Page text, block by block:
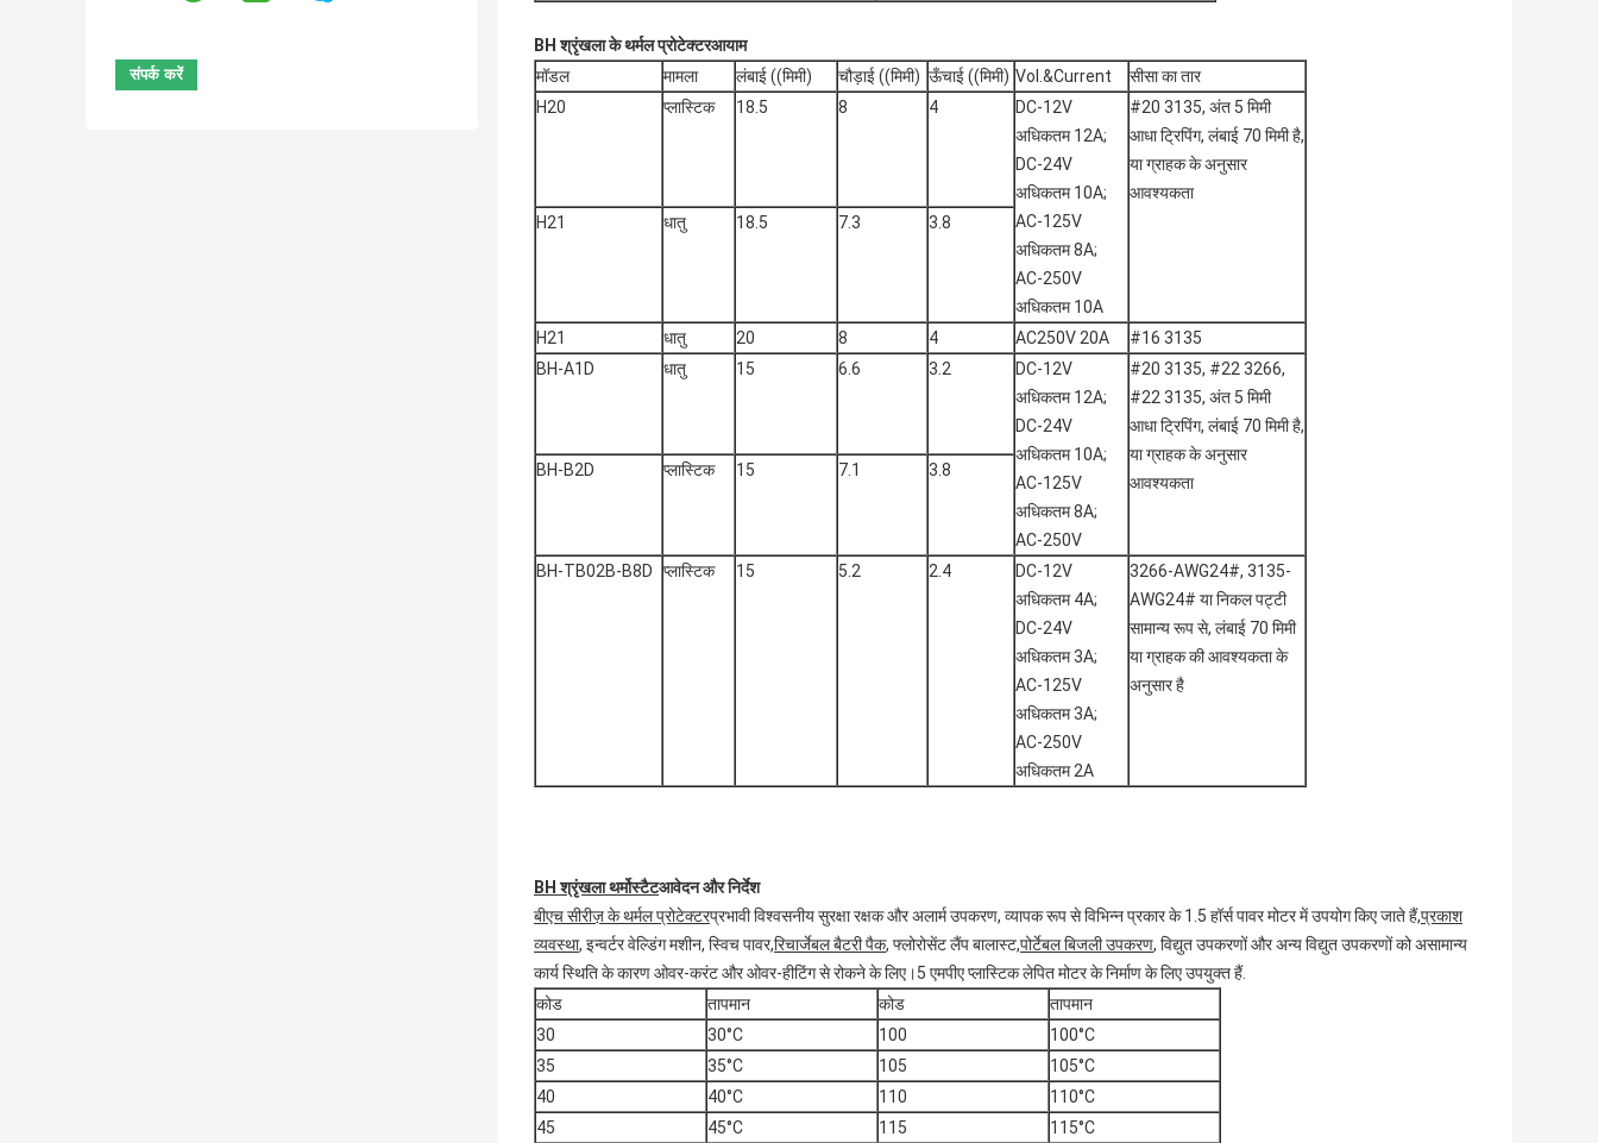
BH श्रृंखला के थर्मल प्रोटेक्टरआयाम
मॉडल
मामला लंबाई ((मिमी) चौड़ाई ((मिमी) ऊँचाई ((मिमी) Vol.&Current
सीसा का तार
H20
प्लास्टिक 18.5 8 4
DC-12V
अधिकतम 12A;
DC-24V
अधिकतम 10A;
AC-125V
अधिकतम 8A;
AC-250V
अधिकतम 10A
#20 3135, अंत 5 मिमी
आधा ट्रिपिंग, लंबाई 70 मिमी है,
या ग्राहक के अनुसार
आवश्यकता
H21
धातु 18.5 7.3 3.8
H21 धातु 20 8 4 AC250V 20A
#16 3135
BH-A1D
धातु 15 6.6 3.2
DC-12V
अधिकतम 12A;
DC-24V
अधिकतम 10A;
AC-125V
अधिकतम 8A;
AC-250V
#20 3135, #22 3266,
#22 3135, अंत 5 मिमी
आधा ट्रिपिंग, लंबाई 70 मिमी है,
या ग्राहक के अनुसार
आवश्यकता
BH-B2D प्लास्टिक 15 7.1 3.8
BH-TB02B-B8D प्लास्टिक 15 5.2 2.4
DC-12V
अधिकतम 4A;
DC-24V
अधिकतम 3A;
AC-125V
अधिकतम 3A;
AC-250V
अधिकतम 2A
3266-AWG24#, 3135-
AWG24# या निकल पट्टी
सामान्य रूप से, लंबाई 70 मिमी
या ग्राहक की आवश्यकता के
अनुसार है
BH श्रृंखला थर्मोस्टैटआवेदन और निर्देश
बीएच सीरीज़ के थर्मल प्रोटेक्टरप्रभावी विश्वसनीय सुरक्षा रक्षक और अलार्म उपकरण, व्यापक रूप से विभिन्न प्रकार के 1.5 हॉर्स पावर मोटर में उपयोग किए जाते हैं,प्रकाश
व्यवस्था, इन्वर्टर वेल्डिंग मशीन, स्विच पावर,रिचार्जेबल बैटरी पैक, फ्लोरोसेंट लैंप बालास्ट,पोर्टेबल बिजली उपकरण, विद्युत उपकरणों और अन्य विद्युत उपकरणों को असामान्य
कार्य स्थिति के कारण ओवर-करंट और ओवर-हीटिंग से रोकने के लिए।5 एमपीए प्लास्टिक लेपित मोटर के निर्माण के लिए उपयुक्त हैं.
कोड
तापमान कोड
तापमान
30
30°C 100
100°C
35
35°C 105
105°C
40
40°C 110
110°C
45
45°C 115
115°C